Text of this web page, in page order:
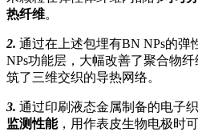
热纤维。
2. 通过在上述包埋有BN NPs的弹
NPs功能层，大幅改善了聚合物纤
筑了三维交织的导热网络。
3. 通过印刷液态金属制备的电子
监测性能，用作表皮生物电极时